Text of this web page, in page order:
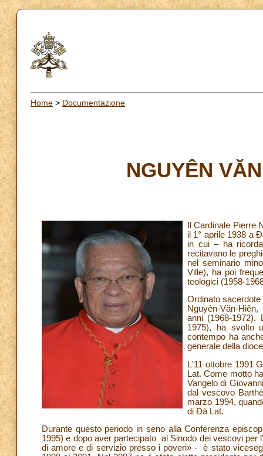
Home > Documentazione
NGUYÊN
Il Cardinale Pierre
il 1° aprile 1938 a
in cui – ha
recitavano le
nel seminario
Ville), ha poi
teologici (1958-
Ordinato
Nguyên-Văn-
anni (1968-1972).
1975), ha svolto
contempo ha
generale della
L'11 ottobre 1991
Lat. Come motto
Vangelo di
dal vescovo
marzo 1994,
di Đà Lat.
Durante questo periodo in seno alla Conferenza
1995) e dopo aver partecipato al Sinodo dei vescovi per
di amore e di servizio presso i poveri» - è stato